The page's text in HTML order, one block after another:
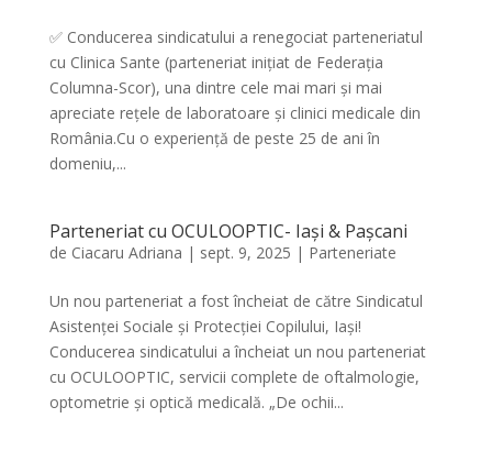
✅ Conducerea sindicatului a renegociat parteneriatul
cu Clinica Sante (parteneriat inițiat de Federația
Columna-Scor), una dintre cele mai mari și mai
apreciate rețele de laboratoare și clinici medicale din
România.Cu o experiență de peste 25 de ani în
domeniu,...
Parteneriat cu OCULOOPTIC- Iași & Pașcani
de Ciacaru Adriana | sept. 9, 2025 | Parteneriate
Un nou parteneriat a fost încheiat de către Sindicatul
Asistenței Sociale și Protecției Copilului, Iași!
Conducerea sindicatului a încheiat un nou parteneriat
cu OCULOOPTIC, servicii complete de oftalmologie,
optometrie și optică medicală. „De ochii...